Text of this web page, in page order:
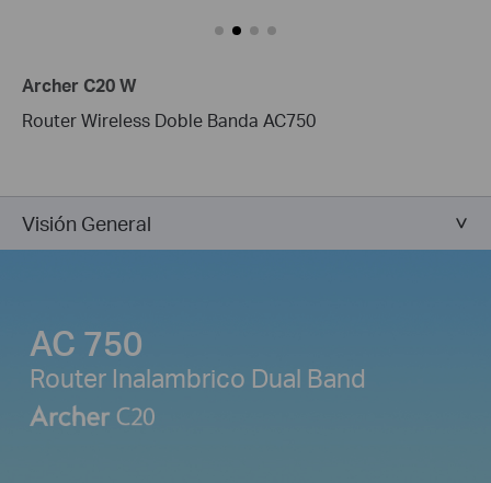
Archer C20 W
Router Wireless Doble Banda AC750
Visión General
AC 750
Router Inalambrico Dual Band